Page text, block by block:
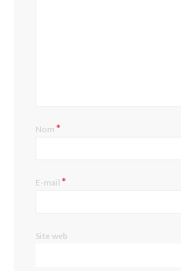
Nom*
E-mail*
Site web